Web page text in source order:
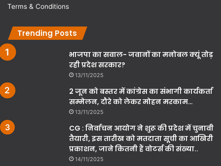
Terms & Conditions
Trending Posts
भाजपा का सवाल- जवानों का मनोबल क्यूं तोड़
रही प्रदेश सरकार?
13/11/2025
2 जून को बस्तर में कांग्रेस का संभागी कार्यकर्ता
सम्मेलन, दौरे को लेकर मोहन मरकाम…
13/11/2025
CG : निर्वाचन आयोग ने शुरू की प्रदेश में चुनावी
तैयारी, इस तारीख को मतदाता सूची का आखिरी
प्रकाशन, जाने कितनी हैं वोटर्स की संख्या..
14/11/2025